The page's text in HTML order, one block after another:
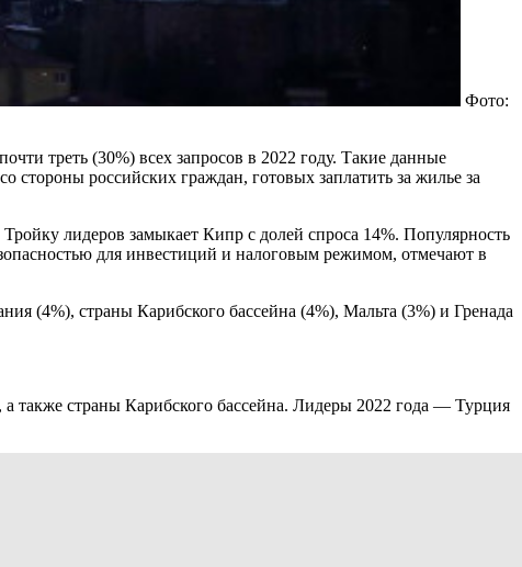
Фото:
треть (30%) всех запросов в 2022 году. Такие данные
стороны российских граждан, готовых заплатить за жилье за
лидеров замыкает Кипр с долей спроса 14%. Популярность
для инвестиций и налоговым режимом, отмечают в
(4%), страны Карибского бассейна (4%), Мальта (3%) и Гренада
также страны Карибского бассейна. Лидеры 2022 года — Турция